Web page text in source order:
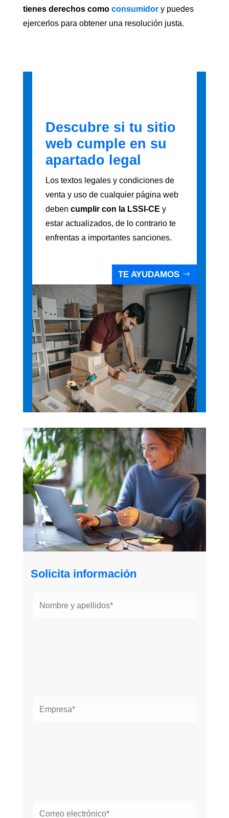
tienes derechos como consumidory puedes
ejercerlos para obtener una resolución justa.
Descubre si tu sitio
web cumple en su
apartado legal
Los textos legales y condiciones de
venta y uso de cualquier página web
deben cumplir con la LSSI-CE y
estar actualizados, de lo contrario te
enfrentas a importantes sanciones.
TE AYUDAMOS
Solicita información